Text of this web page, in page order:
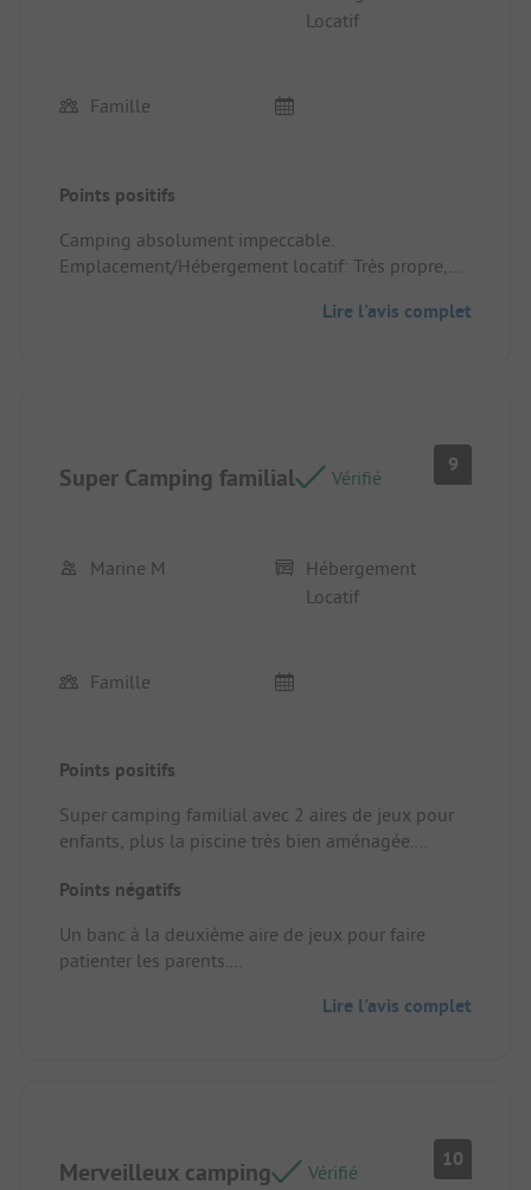
Locatif
Famille
Points positifs
Camping absolument impeccable.
Emplacement/Hébergement locatif: Très propre,
Lire l'avis complet
Super Camping familial Vérifié
9
Marine M
Hébergement
Locatif
Famille
Points positifs
Super camping familial avec 2 aires de jeux pour
enfants, plus la piscine très bien aménagée.
basque, personnel très agréable et souriant. Nous
Emplacement/Hébergement locatif: Rien à redire
très confortable
Points négatifs
Un banc à la deuxième aire de jeux pour faire
patienter les parents.
Lire l'avis complet
Merveilleux camping Vérifié
10